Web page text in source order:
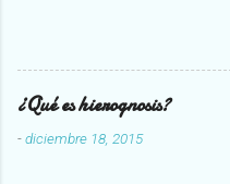
Abundante-Escaso,etc 2
Vulgar Enérgico-Inerte
Intelectuales Conocimiento-
Evidente-Probable,etc b)
malvado Justo-Injusto
¿Qué es hierognosis?
-diciembre 18, 2015